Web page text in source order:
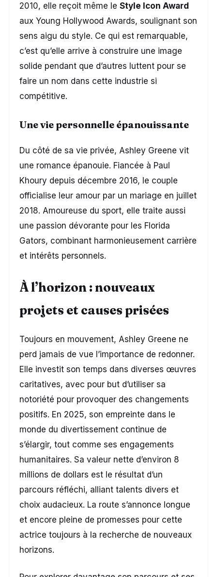
2010, elle reçoit même le Style Icon Award
aux Young Hollywood Awards, soulignant son
sens aigu du style. Ce qui est remarquable,
c’est qu’elle arrive à construire une image
solide pendant que d’autres luttent pour se
faire un nom dans cette industrie si
compétitive.
Une vie personnelle épanouissante
Du côté de sa vie privée, Ashley Greene vit
une romance épanouie. Fiancée à Paul
Khoury depuis décembre 2016, le couple
officialise leur amour par un mariage en juillet
2018. Amoureuse du sport, elle traite aussi
une passion dévorante pour les Florida
Gators, combinant harmonieusement carrière
et intérêts personnels.
À l’horizon : nouveaux
projets et causes prisées
Toujours en mouvement, Ashley Greene ne
perd jamais de vue l’importance de redonner.
Elle investit son temps dans diverses œuvres
caritatives, avec pour but d’utiliser sa
notoriété pour provoquer des changements
positifs. En 2025, son empreinte dans le
monde du divertissement continue de
s’élargir, tout comme ses engagements
humanitaires. Sa valeur nette d’environ 8
millions de dollars est le résultat d’un
parcours réfléchi, alliant talents divers et
choix audacieux. La route s’annonce longue
et encore pleine de promesses pour cette
actrice toujours à la recherche de nouveaux
horizons.